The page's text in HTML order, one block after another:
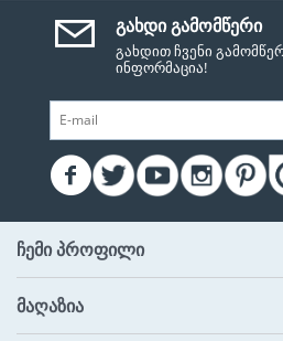
ᲒᲐᲮᲓᲘ ᲒᲐᲛᲝᲛᲬᲔᲠᲘ
გახდით ჩვენი
ინფორმაცია!
ᲩᲔᲛᲘ ᲞᲠᲝᲤᲘᲚᲘ
ᲛᲐᲦᲐᲖᲘᲐ